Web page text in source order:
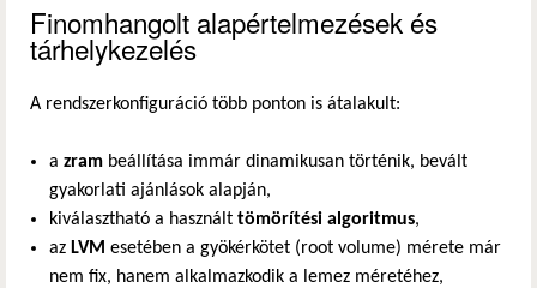
Finomhangolt alapértelmezések és
tárhelykezelés
A rendszerkonfiguráció több ponton is átalakult:
a zram beállítása immár dinamikusan történik, bevált
gyakorlati ajánlások alapján,
kiválasztható a használt tömörítési algoritmus,
az LVM esetében a gyökérkötet (root volume) mérete már
nem fix, hanem alkalmazkodik a lemez méretéhez,